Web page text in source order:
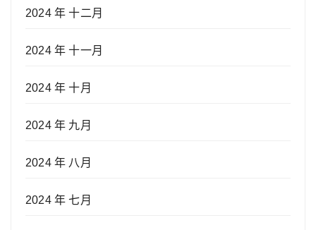
2024 年 十二月
2024 年 十一月
2024 年 十月
2024 年 九月
2024 年 八月
2024 年 七月